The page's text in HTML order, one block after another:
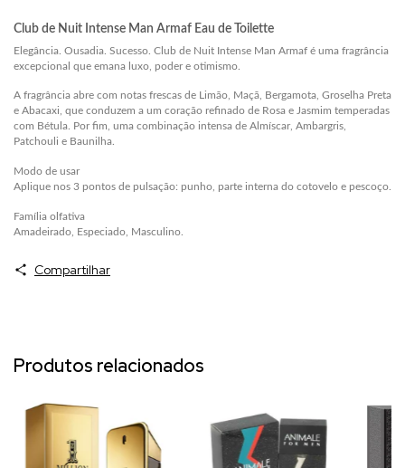
Club de Nuit Intense Man Armaf Eau de Toilette
Elegância. Ousadia. Sucesso. Club de Nuit Intense Man Armaf é uma fragrância
excepcional que emana luxo, poder e otimismo.
A fragrância abre com notas frescas de Limão, Maçã, Bergamota, Groselha Preta
e Abacaxi, que conduzem a um coração refinado de Rosa e Jasmim temperadas
com Bétula. Por fim, uma combinação intensa de Almíscar, Ambargris,
Patchouli e Baunilha.
Modo de usar
Aplique nos 3 pontos de pulsação: punho, parte interna do cotovelo e pescoço.
Família olfativa
Amadeirado, Especiado, Masculino.
Compartilhar
Produtos relacionados